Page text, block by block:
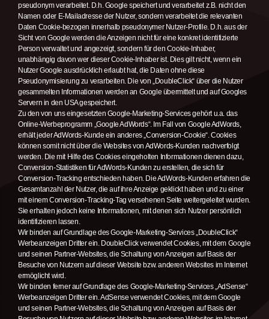
pseudonym verarbeitet. D.h. Google speichert und verarbeitet z.B. nicht den
Namen oder E-Mailadresse der Nutzer, sondern verarbeitet die relevanten
Daten Cookie-bezogen innerhalb pseudonymer Nutzer-Profile. D.h. aus der
Sicht von Google werden die Anzeigen nicht für eine konkret identifizierte
Person verwaltet und angezeigt, sondern für den Cookie-Inhaber,
unabhängig davon wer dieser Cookie-Inhaber ist. Dies gilt nicht, wenn ein
Nutzer Google ausdrücklich erlaubt hat, die Daten ohne diese
Pseudonymisierung zu verarbeiten. Die von „DoubleClick“ über die Nutzer
gesammelten Informationen werden an Google übermittelt und auf Googles
Servern in den USA gespeichert.
Zu den von uns eingesetzten Google-Marketing-Services gehört u.a. das
Online-Werbeprogramm „Google AdWords“. Im Fall von Google AdWords,
erhält jeder AdWords-Kunde ein anderes „Conversion-Cookie“. Cookies
können somit nicht über die Websites von AdWords-Kunden nachverfolgt
werden. Die mit Hilfe des Cookies eingeholten Informationen dienen dazu,
Conversion-Statistiken für AdWords-Kunden zu erstellen, die sich für
Conversion-Tracking entschieden haben. Die AdWords-Kunden erfahren die
Gesamtanzahl der Nutzer, die auf ihre Anzeige geklickt haben und zu einer
mit einem Conversion-Tracking-Tag versehenen Seite weitergeleitet wurden.
Sie erhalten jedoch keine Informationen, mit denen sich Nutzer persönlich
identifizieren lassen.
Wir binden auf Grundlage des Google-Marketing-Services „DoubleClick“
Werbeanzeigen Dritter ein. DoubleClick verwendet Cookies, mit dem Google
und seinen Partner-Websites, die Schaltung von Anzeigen auf Basis der
Besuche von Nutzern auf dieser Website bzw. anderen Websites im Internet
ermöglicht wird.
Wir binden ferner auf Grundlage des Google-Marketing-Services „AdSense“
Werbeanzeigen Dritter ein. AdSense verwendet Cookies, mit dem Google
und seinen Partner-Websites, die Schaltung von Anzeigen auf Basis der